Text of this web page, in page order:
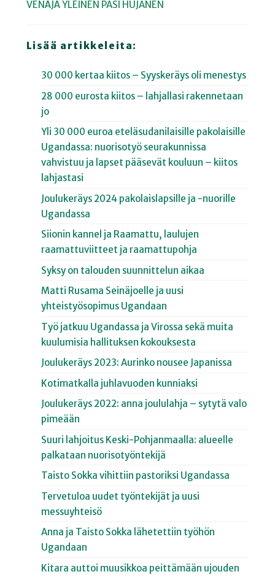
VENÄJÄYLEINEN PASI HUJANEN
Lisää artikkeleita:
30 000 kertaa kiitos – Syyskeräys oli menestys
28 000 eurosta kiitos – lahjallasi rakennetaan
jo
Yli 30 000 euroa eteläsudanilaisille pakolaisille
Ugandassa: nuorisotyö seurakunnissa
vahvistuu ja lapset pääsevät kouluun – kiitos
lahjastasi
Joulukeräys 2024 pakolaislapsille ja -nuorille
Ugandassa
Siionin kannel ja Raamattu, laulujen
raamattuviitteet ja raamattupohja
Syksy on talouden suunnittelun aikaa
Matti Rusama Seinäjoelle ja uusi
yhteistyösopimus Ugandaan
Työ jatkuu Ugandassa ja Virossa sekä muita
kuulumisia hallituksen kokouksesta
Joulukeräys 2023: Aurinko nousee Japanissa
Kotimatkalla juhlavuoden kunniaksi
Joulukeräys 2022: anna joululahja – sytytä valo
pimeään
Suuri lahjoitus Keski-Pohjanmaalla: alueelle
palkataan nuorisotyöntekijä
Taisto Sokka vihittiin pastoriksi Ugandassa
Tervetuloa uudet työntekijät ja uusi
messuyhteisö
Anna ja Taisto Sokka lähetettiin työhön
Ugandaan
Kitara auttoi muusikkoa peittämään ujouden